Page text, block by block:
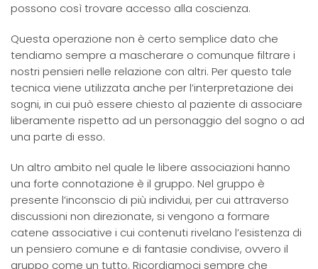
possono così trovare accesso alla coscienza.
Questa operazione non è certo semplice dato che
tendiamo sempre a mascherare o comunque filtrare i
nostri pensieri nelle relazione con altri. Per questo tale
tecnica viene utilizzata anche per l’interpretazione dei
sogni, in cui può essere chiesto al paziente di associare
liberamente rispetto ad un personaggio del sogno o ad
una parte di esso.
Un altro ambito nel quale le libere associazioni hanno
una forte connotazione è il gruppo. Nel gruppo è
presente l’inconscio di più individui, per cui attraverso
discussioni non direzionate, si vengono a formare
catene associative i cui contenuti rivelano l’esistenza di
un pensiero comune e di fantasie condivise, ovvero il
gruppo come un tutto. Ricordiamoci sempre che